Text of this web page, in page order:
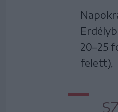
20–25
felett),